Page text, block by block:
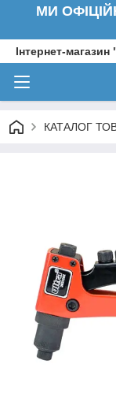
МИ
Інтернет-
КАТАЛОГ